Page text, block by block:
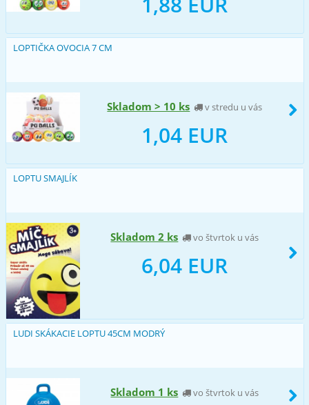
LOPTIČKA OVOCIA 7 CM
Skladom > 10 ks v stredu u vás
1,04 EUR
LOPTU SMAJLÍK
Skladom 2 ks vo štvrtok u vás
6,04 EUR
LUDI SKÁKACIE LOPTU 45CM MODRÝ
Skladom 1 ks vo štvrtok u vás